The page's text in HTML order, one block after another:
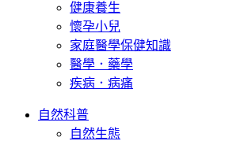
健康養生
懷孕小兒
家庭醫學保健知識
醫學．藥學
疾病．病痛
自然科普
自然生態